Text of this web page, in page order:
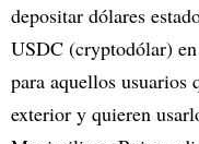
depositar dólares
USDC (cryptodólar)
para aquellos usuarios
exterior y quieren